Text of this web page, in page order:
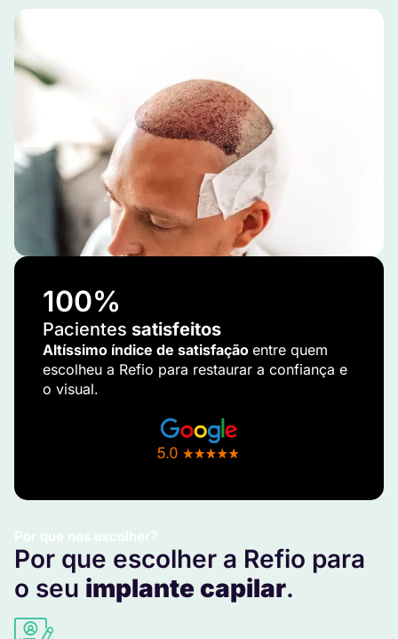
Por que nos escolher?
Por que escolher a Refio para
o seu implante capilar.
100%
Pacientes satisfeitos
Altíssimo índice de satisfação entre quem
escolheu a Refio para restaurar a confiança e
o visual.